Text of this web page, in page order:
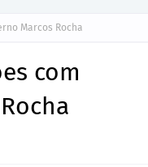
Marcos Rocha
com